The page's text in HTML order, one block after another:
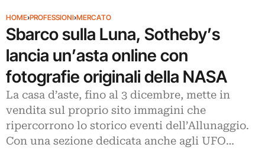
HOME›PROFESSIONI›MERCATO
Sbarco sulla Luna, Sotheby’s
lancia un’asta online con
fotografie originali della NASA
La casa d’aste, fino al 3 dicembre, mette in
vendita sul proprio sito immagini che
ripercorrono lo storico eventi dell’Allunaggio.
Con una sezione dedicata anche agli UFO…